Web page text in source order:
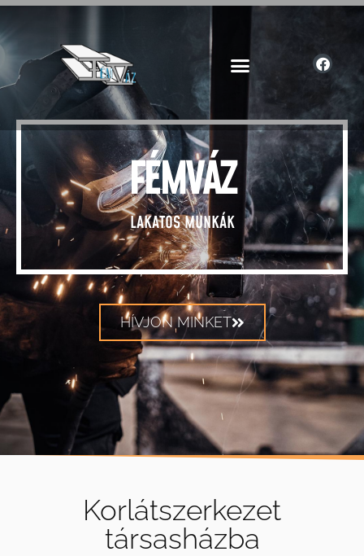
FÉMVÁZ
LAKATOS MUNKÁK
HÍVJON MINKET
Korlátszerkezet
társasházba